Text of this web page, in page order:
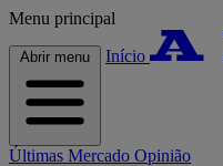
Menu principal
Abrir menu Início
Últimas Mercado Opinião